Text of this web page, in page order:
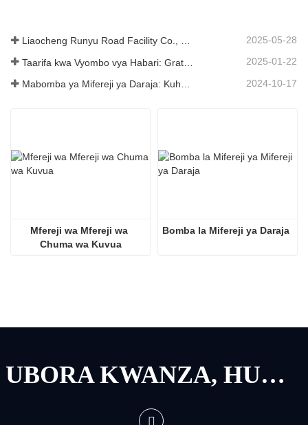
Liaocheng Runyu Road Facility Co., Ltd.: Mtengenezaji Mwaminifu wa Vifuniko vya Manhole kwa Miundombinu Salama ya Mijini. 2025-05-28
2025-01-22
2024-10-17
Mfereji wa Mfereji wa
Chuma wa Kuvua
Bomba la Mifereji ya Daraja
UBORA KWANZA, HUDUMA KWANZA